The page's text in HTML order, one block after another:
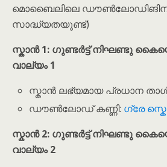
മൊബൈലിലെ ഡൗ‌ൺലോഡിങിനു
സാദ്ധ്യതയുണ്ട്)
സ്കാൻ 1: ഗുണ്ടർട്ട് നിഘണ്ടു
വാല്യം 1
സ്കാൻ ലഭ്യമായ പ്രധാന
ഡൗൺലോഡ് കണ്ണി: ഗ്രേ
സ്കാൻ 2: ഗുണ്ടർട്ട് നിഘണ്ടു
വാല്യം 2